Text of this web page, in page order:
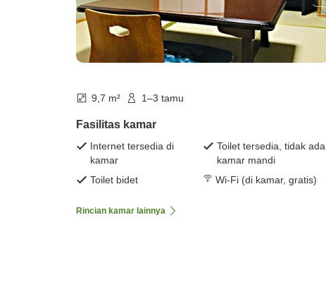
9,7 m² 1–3 tamu
Fasilitas kamar
Internet tersedia di
kamar
Toilet tersedia, tidak ada
kamar mandi
Toilet bidet
Wi-Fi (di kamar, gratis)
Rincian kamar lainnya